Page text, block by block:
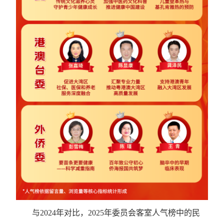
与2024年对比，2025年委员会客室人气榜中的民